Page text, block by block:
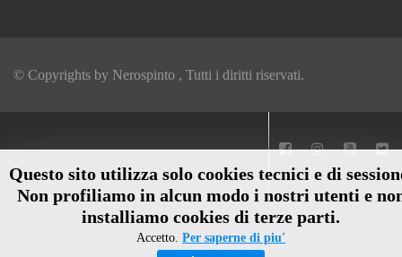
Questo sito utilizza solo cookies tecnici e di
Non profiliamo in alcun modo i nostri utenti e
installiamo cookies di terze parti.
Accetto. Per saperne di piu'
© Copyrights by Nerospinto , Tutti i diritti riservati.